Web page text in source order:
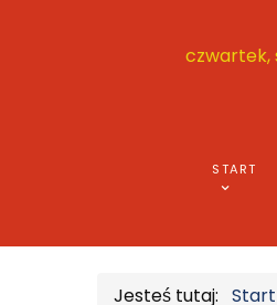
czwartek,
START
Jesteś tutaj: Start